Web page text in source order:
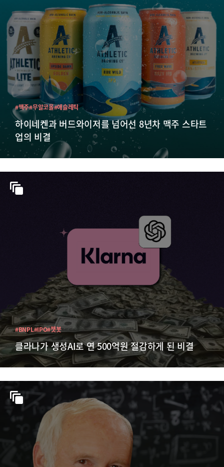
하이네켄과 버드와이저를 넘어선 8년차 맥주 스타트
업의 비결
#맥주#무알코올#애슬레틱
클라나가 생성AI로 연 500억원 절감하게 된 비결
#BNPL#IPO#챗봇